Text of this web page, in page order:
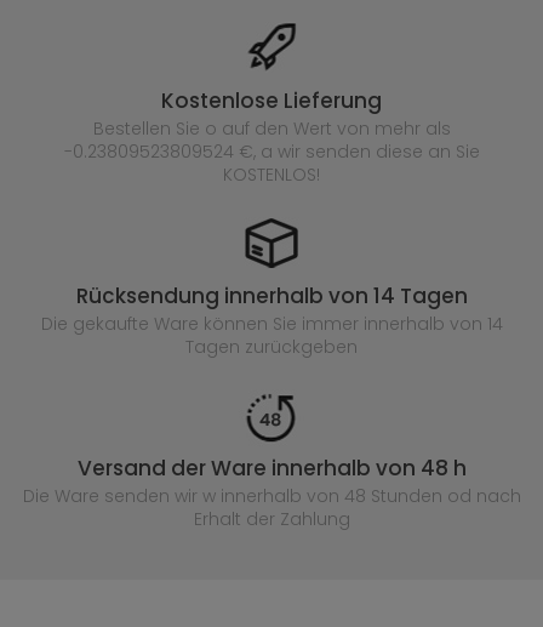
Kostenlose Lieferung
Bestellen Sie o auf den Wert von mehr als
-0.23809523809524 €, a wir senden diese an Sie
KOSTENLOS!
Rücksendung innerhalb von 14 Tagen
Die gekaufte Ware können Sie immer innerhalb von 14
Tagen zurückgeben
Versand der Ware innerhalb von 48 h
Die Ware senden wir w innerhalb von 48 Stunden od nach
Erhalt der Zahlung